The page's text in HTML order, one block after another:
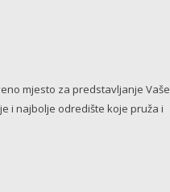
mjesto za predstavljanje Vaše
i najbolje odredište koje pruža i